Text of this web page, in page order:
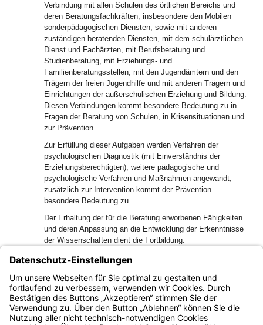
Verbindung mit allen Schulen des örtlichen Bereichs und
deren Beratungsfachkräften, insbesondere den Mobilen
sonderpädagogischen Diensten, sowie mit anderen
zuständigen beratenden Diensten, mit dem schulärztlichen
Dienst und Fachärzten, mit Berufsberatung und
Studienberatung, mit Erziehungs- und
Familienberatungsstellen, mit den Jugendämtern und den
Trägern der freien Jugendhilfe und mit anderen Trägern und
Einrichtungen der außerschulischen Erziehung und Bildung.
Diesen Verbindungen kommt besondere Bedeutung zu in
Fragen der Beratung von Schulen, in Krisensituationen und
zur Prävention.
Zur Erfüllung dieser Aufgaben werden Verfahren der
psychologischen Diagnostik (mit Einverständnis der
Erziehungsberechtigten), weitere pädagogische und
psychologische Verfahren und Maßnahmen angewandt;
zusätzlich zur Intervention kommt der Prävention
besondere Bedeutung zu.
Der Erhaltung der für die Beratung erworbenen Fähigkeiten
und deren Anpassung an die Entwicklung der Erkenntnisse
der Wissenschaften dient die Fortbildung.
Beratungslehrkräfte und Schulpsychologen haben auf der
Grundlage ihrer Aus-, Fort- und Weiterbildung bei der
Erfüllung dieser Aufgaben unterschiedliche Schwerpunkte in
den einzelnen Bereichen.